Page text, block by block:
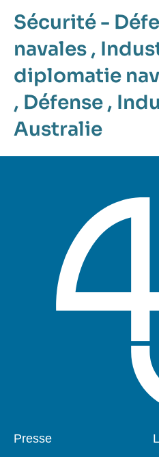
Sécurité -
navales ,
diplomatie
, Défense ,
Australie
Pied
Presse